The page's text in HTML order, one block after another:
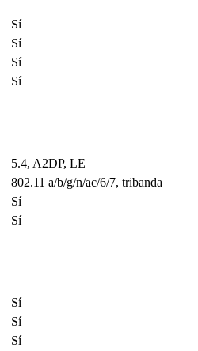
Sí
Sí
Sí
Sí
5.4, A2DP, LE
802.11 a/b/g/n/ac/6/7, tribanda
Sí
Sí
Sí
Sí
Sí